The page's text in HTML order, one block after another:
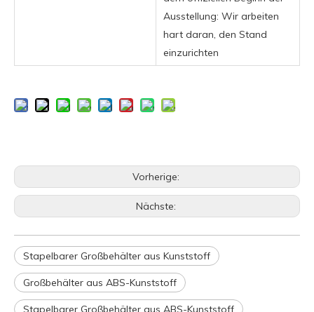
Ausstellung: Wir arbeiten
hart daran, den Stand
einzurichten
Vorherige:
Nächste:
Stapelbarer Großbehälter aus Kunststoff
Großbehälter aus ABS-Kunststoff
Stapelbarer Großbehälter aus ABS-Kunststoff